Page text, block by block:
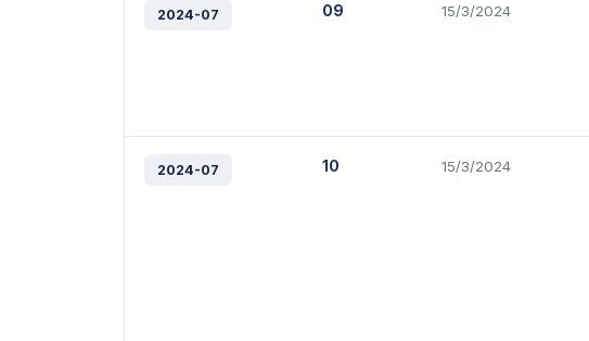
2024-07 09 15/3/2024
2024-07 10 15/3/2024